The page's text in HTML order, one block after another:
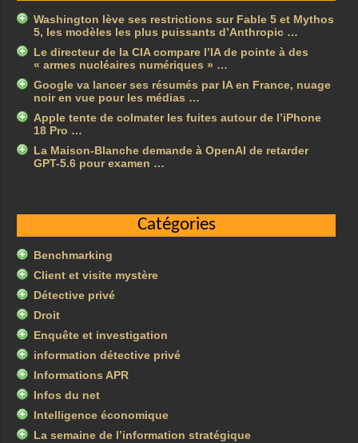
Washington lève ses restrictions sur Fable 5 et Mythos
5, les modèles les plus puissants d’Anthropic …
Le directeur de la CIA compare l’IA de pointe à des
« armes nucléaires numériques » …
Google va lancer ses résumés par IA en France, nuage
noir en vue pour les médias …
Apple tente de colmater les fuites autour de l’iPhone
18 Pro …
La Maison-Blanche demande à OpenAI de retarder
GPT-5.6 pour examen …
Catégories
Benchmarking
Client et visite mystère
Détective privé
Droit
Enquête et investigation
information détective privé
Informations APR
Infos du net
Intelligence économique
La semaine de l’information stratégique